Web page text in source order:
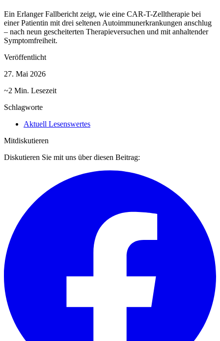
Ein Erlanger Fallbericht zeigt, wie eine CAR-T-Zelltherapie bei
einer Patientin mit drei seltenen Autoimmunerkrankungen anschlug
– nach neun gescheiterten Therapieversuchen und mit anhaltender
Symptomfreiheit.
Veröffentlicht
27. Mai 2026
~2 Min. Lesezeit
Schlagworte
Aktuell Lesenswertes
Mitdiskutieren
Diskutieren Sie mit uns über diesen Beitrag: